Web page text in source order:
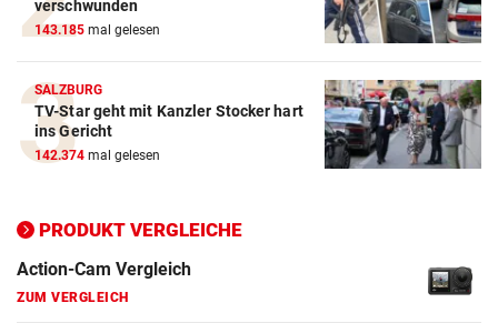
verschwunden
143.185 mal gelesen
SALZBURG
TV-Star geht mit Kanzler Stocker hart
ins Gericht
142.374 mal gelesen
PRODUKT VERGLEICHE
Crosstrainer Vergleich